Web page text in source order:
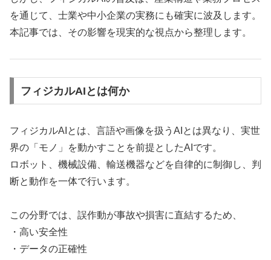
を通じて、士業や中小企業の実務にも確実に波及します。
本記事では、その影響を現実的な視点から整理します。
フィジカルAIとは何か
フィジカルAIとは、言語や画像を扱うAIとは異なり、実世
界の「モノ」を動かすことを前提としたAIです。
ロボット、機械設備、輸送機器などを自律的に制御し、判
断と動作を一体で行います。
この分野では、誤作動が事故や損害に直結するため、
・高い安全性
・データの正確性